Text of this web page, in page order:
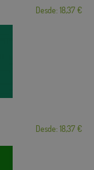
Desde: 18,37 €
Desde: 18,37 €